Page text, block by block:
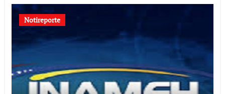
Notireporte